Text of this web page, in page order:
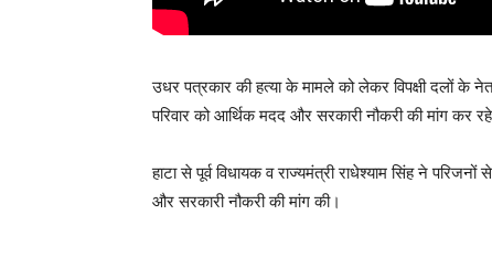
उधर पत्रकार की हत्या के मामले को लेकर विपक्षी दलों के
परिवार को आर्थिक मदद और सरकारी नौकरी की मांग कर
हाटा से पूर्व विधायक व राज्यमंत्री राधेश्याम सिंह ने
और सरकारी नौकरी की मांग की।